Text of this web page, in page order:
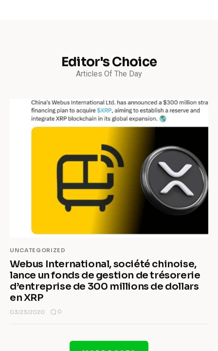
Editor's Choice
Articles Of The Day
UNCATEGORIZED
Webus International, société chinoise,
lance un fonds de gestion de trésorerie
d’entreprise de 300 millions de dollars
en XRP
03/23/2020 0